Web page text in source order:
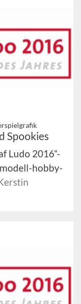
Spookies
Ludo 2016“-
hobby-